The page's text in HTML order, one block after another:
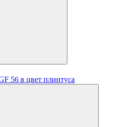
56 в цвет плинтуса